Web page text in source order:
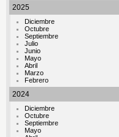
2025
Diciembre
Octubre
Septiembre
Julio
Junio
Mayo
Abril
Marzo
Febrero
2024
Diciembre
Octubre
Septiembre
Mayo